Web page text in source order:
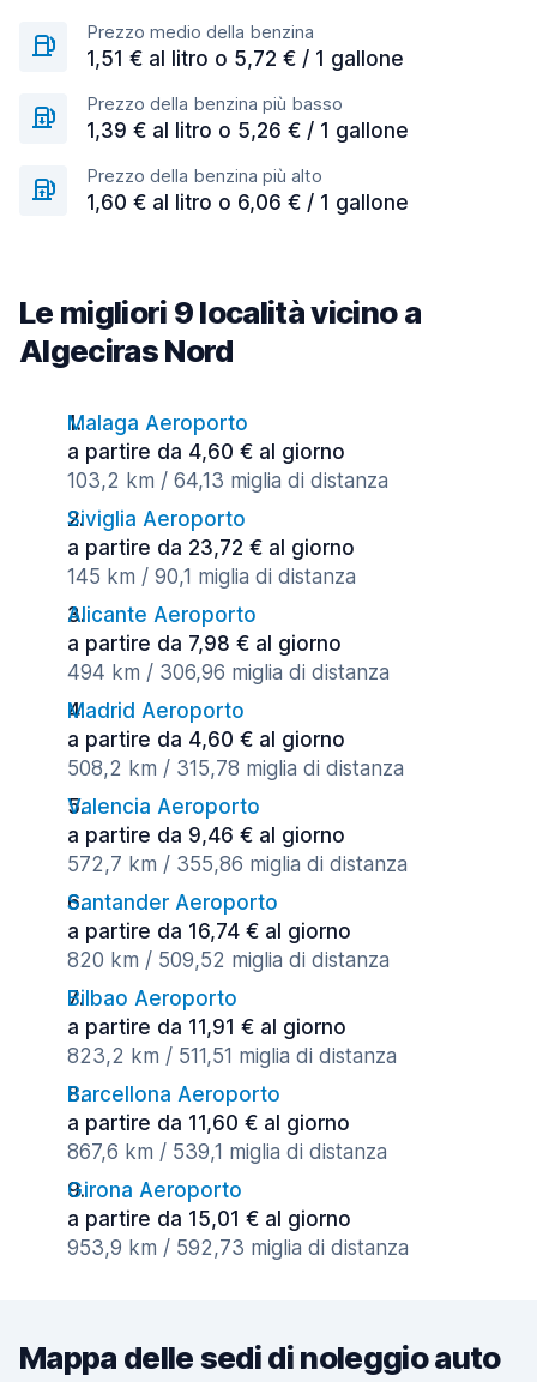
Prezzo medio della benzina
1,51 € al litro o 5,72 € / 1 gallone
Prezzo della benzina più basso
1,39 € al litro o 5,26 € / 1 gallone
Prezzo della benzina più alto
1,60 € al litro o 6,06 € / 1 gallone
Le migliori 9 località vicino a
Algeciras Nord
Malaga Aeroporto
a partire da 4,60 € al giorno
103,2 km / 64,13 miglia di distanza
Siviglia Aeroporto
a partire da 23,72 € al giorno
145 km / 90,1 miglia di distanza
Alicante Aeroporto
a partire da 7,98 € al giorno
494 km / 306,96 miglia di distanza
Madrid Aeroporto
a partire da 4,60 € al giorno
508,2 km / 315,78 miglia di distanza
Valencia Aeroporto
a partire da 9,46 € al giorno
572,7 km / 355,86 miglia di distanza
Santander Aeroporto
a partire da 16,74 € al giorno
820 km / 509,52 miglia di distanza
Bilbao Aeroporto
a partire da 11,91 € al giorno
823,2 km / 511,51 miglia di distanza
Barcellona Aeroporto
a partire da 11,60 € al giorno
867,6 km / 539,1 miglia di distanza
Girona Aeroporto
a partire da 15,01 € al giorno
953,9 km / 592,73 miglia di distanza
Mappa delle sedi di noleggio auto